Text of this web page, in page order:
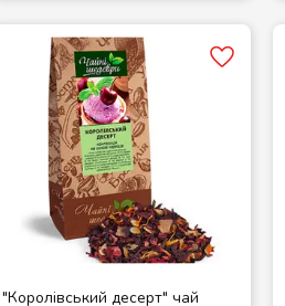
"Королівський десерт" чай